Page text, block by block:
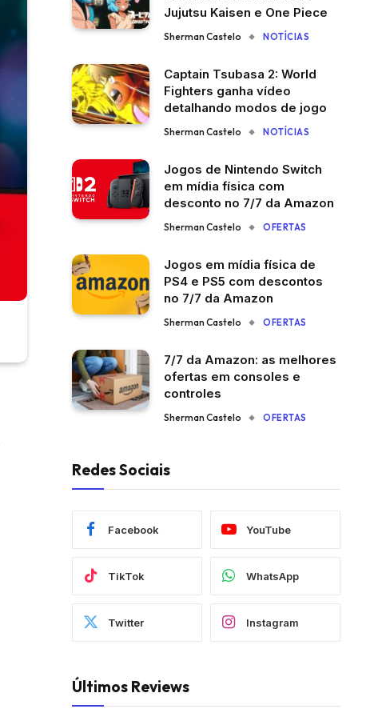
Jujutsu Kaisen e One Piece
Sherman Castelo NOTÍCIAS
Captain Tsubasa 2: World
Fighters ganha vídeo
detalhando modos de jogo
Sherman Castelo NOTÍCIAS
Jogos de Nintendo Switch
em mídia física com
desconto no 7/7 da Amazon
Sherman Castelo OFERTAS
Jogos em mídia física de
PS4 e PS5 com descontos
no 7/7 da Amazon
Sherman Castelo OFERTAS
7/7 da Amazon: as melhores
ofertas em consoles e
controles
Sherman Castelo OFERTAS
Redes Sociais
Facebook YouTube
TikTok WhatsApp
Twitter Instagram
Últimos Reviews